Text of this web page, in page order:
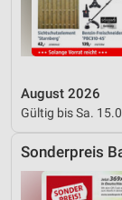
August 2026
Gültig bis Sa.
Sonderpreis
Werbung